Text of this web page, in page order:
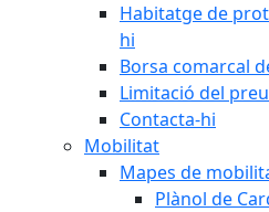
Habitatge de
hi
Borsa comarcal
Limitació del
Contacta-hi
Mobilitat
Mapes de
Plànol de